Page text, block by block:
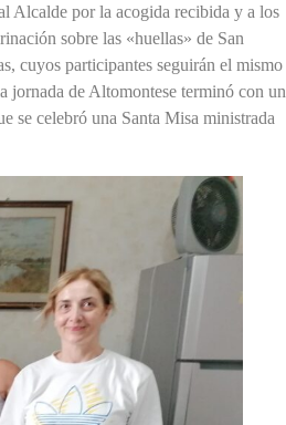
Alcalde por la acogida recibida y a los
sobre las «huellas» de San
cuyos participantes seguirán el mismo
jornada de Altomontese terminó con un
se celebró una Santa Misa ministrada